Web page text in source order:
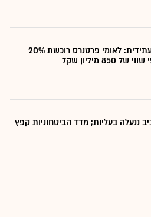
לקראת הנפקה עתידית: לאומי פרטנרס רוכשת 20%
מיליון שקל
ננעלה בעליות; מדד הביטחוניות קפץ